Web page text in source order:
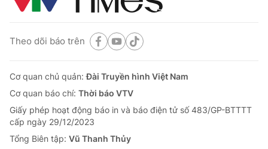
Theo dõi báo trên
Cơ quan chủ quản:Đài Truyền hình Việt Nam
Cơ quan báo chí: Thời báo VTV
Giấy phép hoạt động báo in và báo điện tử số 483/GP-BTTTT
cấp ngày 29/12/2023
Tổng Biên tập: Vũ Thanh Thủy